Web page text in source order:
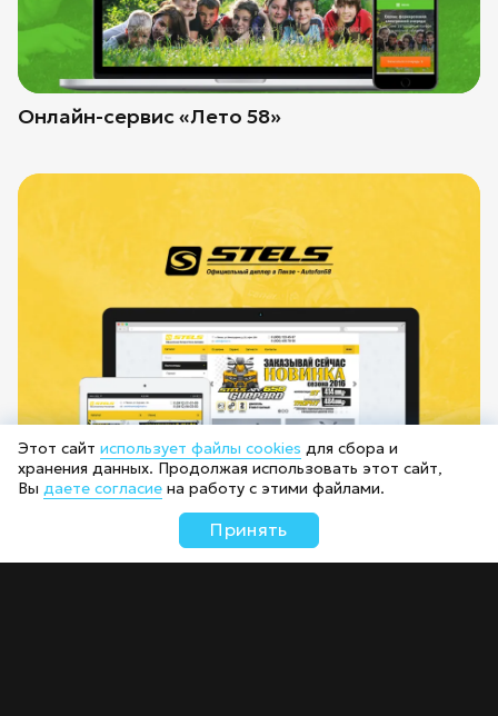
Онлайн-сервис «Лето 58»
Этот сайт использует файлы cookies для сбора и
хранения данных. Продолжая использовать этот сайт,
Вы даете согласие на работу с этими файлами.
Принять